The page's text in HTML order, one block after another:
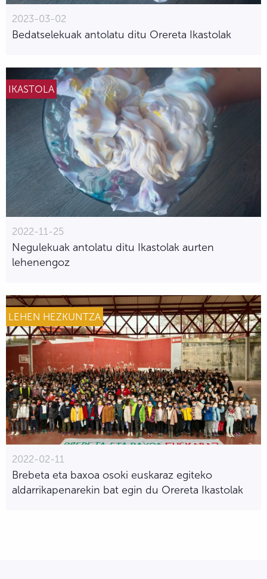
2023-03-02
Bedatselekuak antolatu ditu Orereta Ikastolak
IKASTOLA
2022-11-25
Negulekuak antolatu ditu Ikastolak aurten
lehenengoz
LEHEN HEZKUNTZA
2022-02-11
Brebeta eta baxoa osoki euskaraz egiteko
aldarrikapenarekin bat egin du Orereta Ikastolak